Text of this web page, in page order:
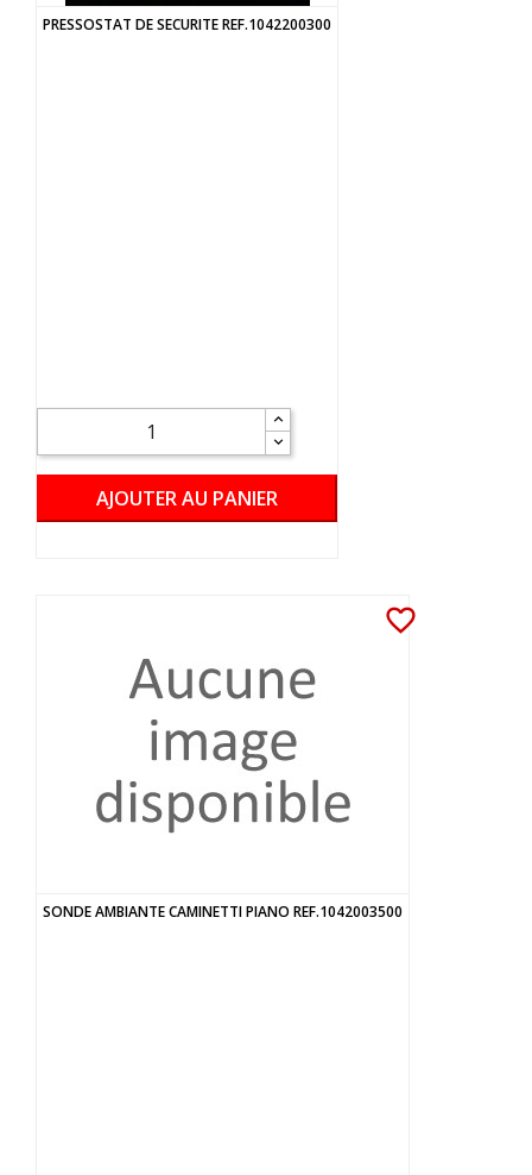
PRESSOSTAT DE SECURITE REF.1042200300
AJOUTER AU PANIER
favorite_border
SONDE AMBIANTE CAMINETTI PIANO REF.1042003500